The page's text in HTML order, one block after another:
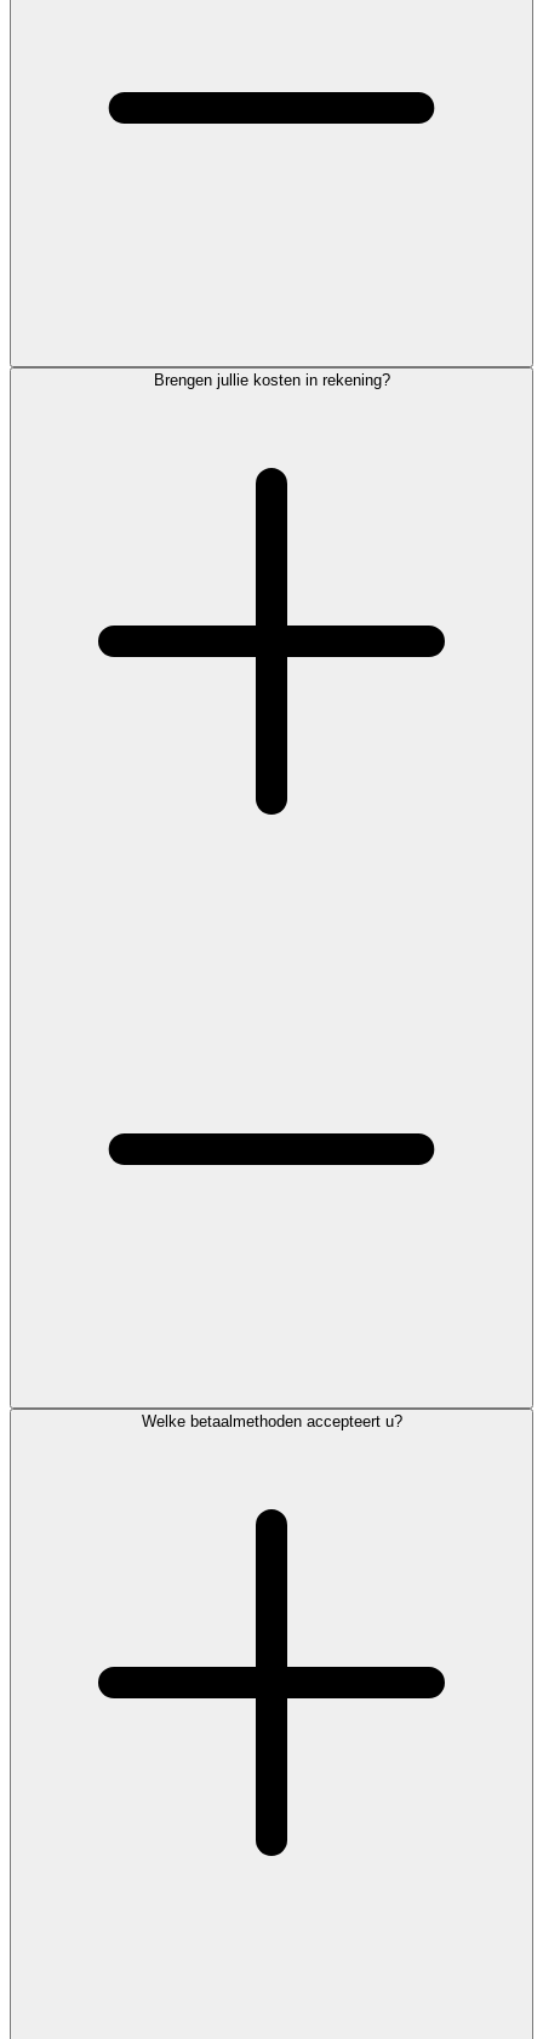
Brengen jullie kosten in rekening?
Welke betaalmethoden accepteert u?